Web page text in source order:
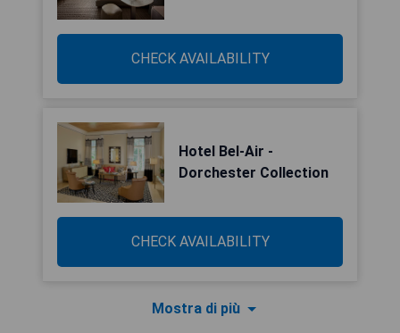
CHECK AVAILABILITY
Hotel Bel-Air -
Dorchester Collection
CHECK AVAILABILITY
Mostra di più